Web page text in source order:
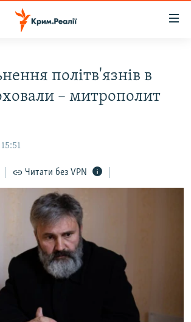
політв'язнів в
– митрополит
Читати без VPN